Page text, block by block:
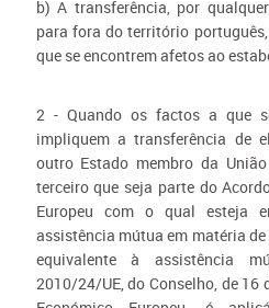
b) A transferência, por
para fora do território
que se encontrem afetos ao
2 - Quando os factos a que
impliquem a transferência de
outro Estado membro da
terceiro que seja parte do
Europeu com o qual esteja
assistência mútua em matéria
equivalente à assistência
2010/24/UE, do Conselho, de 16